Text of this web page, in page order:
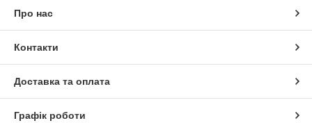
Про нас
Контакти
Доставка та оплата
Графік роботи